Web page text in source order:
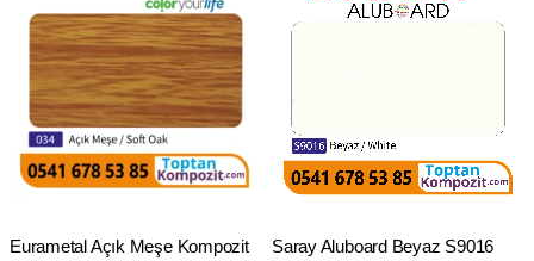
Eurametal Açık Meşe Kompozit
Saray Aluboard Beyaz S9016